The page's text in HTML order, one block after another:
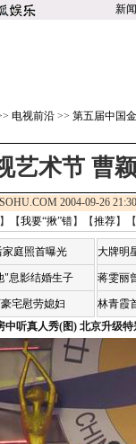
新闻
电视前沿 >> 第五届中国
艺术节 曹
2004-09-26
】【我要“揪”错】【推荐】
家庭照首曝光
"息影结婚生子
宅慰劳媳妇
大牌明
蒋雯丽
林青霞
中听真人秀(图) 北京升级